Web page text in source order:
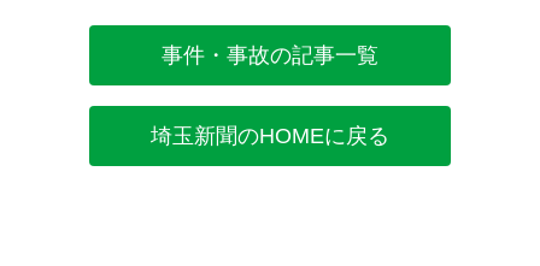
事件・事故の記事一覧
埼玉新聞のHOMEに戻る